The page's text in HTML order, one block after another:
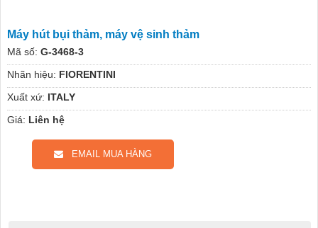
Máy hút bụi thảm, máy vệ sinh thảm
Mã số: G-3468-3
Nhãn hiệu: FIORENTINI
Xuất xứ: ITALY
Giá: Liên hệ
EMAIL MUA HÀNG